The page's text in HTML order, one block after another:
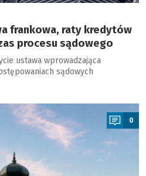
frankowa, raty kredytów
procesu sądowego
ustawa wprowadzająca
sądowych
0